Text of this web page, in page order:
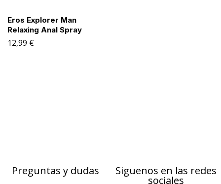
Eros Explorer Man
Relaxing Anal Spray
12,99 €
Preguntas y dudas Siguenos en las redes
sociales